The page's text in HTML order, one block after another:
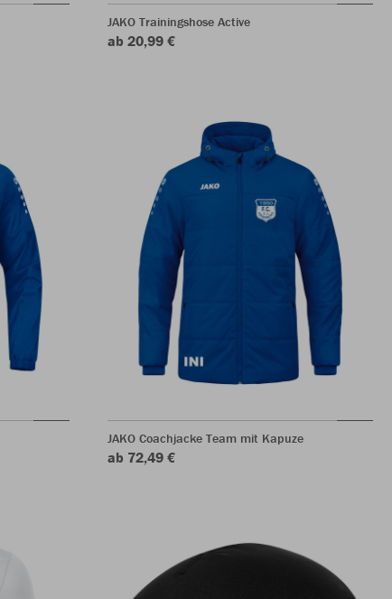
JAKO Trainingshose Active
ab 20,99 €
JAKO Coachjacke Team mit Kapuze
ab 72,49 €